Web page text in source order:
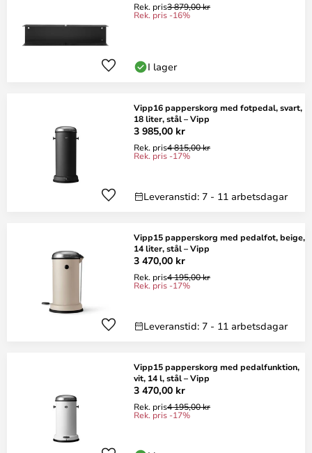
Rek. pris3 879,00 kr
Rek. pris -16%
I lager
Vipp16 papperskorg med fotpedal, svart,
18 liter, stål – Vipp
3 985,00 kr
Rek. pris4 815,00 kr
Rek. pris -17%
Leveranstid: 7 - 11 arbetsdagar
Vipp15 papperskorg med pedalfot, beige,
14 liter, stål – Vipp
3 470,00 kr
Rek. pris4 195,00 kr
Rek. pris -17%
Leveranstid: 7 - 11 arbetsdagar
Vipp15 papperskorg med pedalfunktion,
vit, 14 l, stål – Vipp
3 470,00 kr
Rek. pris4 195,00 kr
Rek. pris -17%